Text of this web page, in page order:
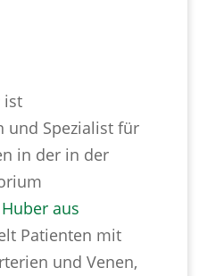
ist
und Spezialist für
in der in der
aus
Patienten mit
und Venen,